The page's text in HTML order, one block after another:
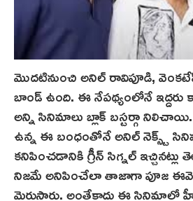
మొదటినుంచి అనిల్ రావిపూడి,
బాండ్ ఉంది. ఈ నేపథ్యంలోనే
అన్ని సినిమాలు బ్లాక్ బస్టర్గా నిలిచాయి.
ఉన్న ఈ బంధంతోనే అనిల్ నెక్స్ట్‌
కనిపించడానికి గ్రీన్ సిగ్నల్ ఇచ్చినట్లు
నిజమే అనిపించేలా తాజాగా పూజ
మెరుసారు. అంతేకాదు ఈ సినిమాలో